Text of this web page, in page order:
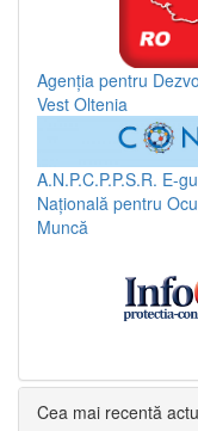
Agenția pentru
Vest Oltenia
A.N.P.C.P.P.S.R. E-
Națională pentru
Muncă
Cea mai recentă